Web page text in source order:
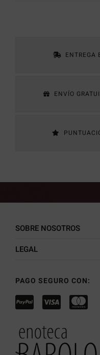
ENTREGA
ENVÍO
SOBRE NOSOTROS
LEGAL
PAGO SEGURO CON: